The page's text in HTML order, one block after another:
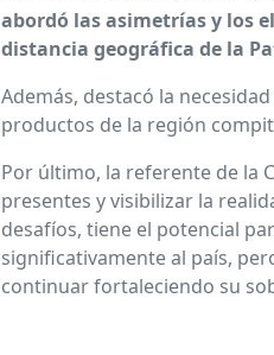
abordó las asimetrías y los
distancia geográfica de la
Además, destacó la
productos de la región
Por último, la referente de la
presentes y visibilizar la
desafíos, tiene el potencial
significativamente al país,
continuar fortaleciendo su